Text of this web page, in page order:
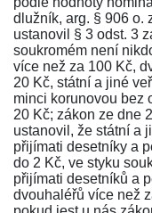
dlužník, arg. § 906 o.
ustanovil § 3 odst. 3
soukromém není
více než za 100 Kč,
20 Kč, státní a jiné
minci korunovou bez
20 Kč; zákon ze dne
ustanovil, že státní a
přijímati desetníky a
do 2 Kč, ve styku
přijímati desetníků a
dvouhaléřů více než